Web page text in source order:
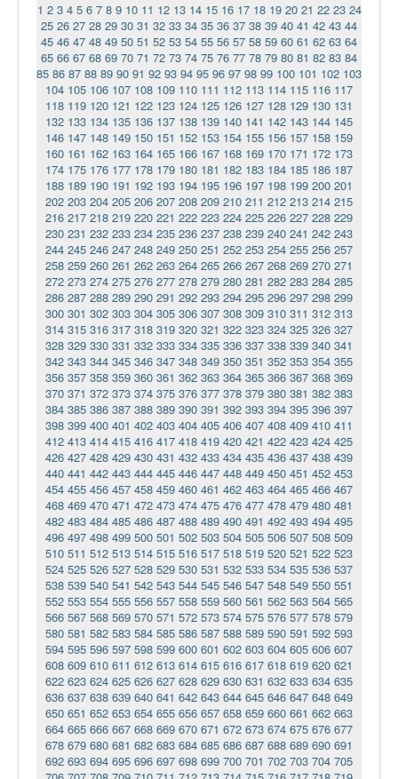
1 2 3 4 5 6 7 8 9 10 11 12 13 14 15 16 17 18 19 20 21 22 23 24
25 26 27 28 29 30 31 32 33 34 35 36 37 38 39 40 41 42 43 44
45 46 47 48 49 50 51 52 53 54 55 56 57 58 59 60 61 62 63 64
65 66 67 68 69 70 71 72 73 74 75 76 77 78 79 80 81 82 83 84
85 86 87 88 89 90 91 92 93 94 95 96 97 98 99 100 101 102 103
104 105 106 107 108 109 110 111 112 113 114 115 116 117
118 119 120 121 122 123 124 125 126 127 128 129 130 131
132 133 134 135 136 137 138 139 140 141 142 143 144 145
146 147 148 149 150 151 152 153 154 155 156 157 158 159
160 161 162 163 164 165 166 167 168 169 170 171 172 173
174 175 176 177 178 179 180 181 182 183 184 185 186 187
188 189 190 191 192 193 194 195 196 197 198 199 200 201
202 203 204 205 206 207 208 209 210 211 212 213 214 215
216 217 218 219 220 221 222 223 224 225 226 227 228 229
230 231 232 233 234 235 236 237 238 239 240 241 242 243
244 245 246 247 248 249 250 251 252 253 254 255 256 257
258 259 260 261 262 263 264 265 266 267 268 269 270 271
272 273 274 275 276 277 278 279 280 281 282 283 284 285
286 287 288 289 290 291 292 293 294 295 296 297 298 299
300 301 302 303 304 305 306 307 308 309 310 311 312 313
314 315 316 317 318 319 320 321 322 323 324 325 326 327
328 329 330 331 332 333 334 335 336 337 338 339 340 341
342 343 344 345 346 347 348 349 350 351 352 353 354 355
356 357 358 359 360 361 362 363 364 365 366 367 368 369
370 371 372 373 374 375 376 377 378 379 380 381 382 383
384 385 386 387 388 389 390 391 392 393 394 395 396 397
398 399 400 401 402 403 404 405 406 407 408 409 410 411
412 413 414 415 416 417 418 419 420 421 422 423 424 425
426 427 428 429 430 431 432 433 434 435 436 437 438 439
440 441 442 443 444 445 446 447 448 449 450 451 452 453
454 455 456 457 458 459 460 461 462 463 464 465 466 467
468 469 470 471 472 473 474 475 476 477 478 479 480 481
482 483 484 485 486 487 488 489 490 491 492 493 494 495
496 497 498 499 500 501 502 503 504 505 506 507 508 509
510 511 512 513 514 515 516 517 518 519 520 521 522 523
524 525 526 527 528 529 530 531 532 533 534 535 536 537
538 539 540 541 542 543 544 545 546 547 548 549 550 551
552 553 554 555 556 557 558 559 560 561 562 563 564 565
566 567 568 569 570 571 572 573 574 575 576 577 578 579
580 581 582 583 584 585 586 587 588 589 590 591 592 593
594 595 596 597 598 599 600 601 602 603 604 605 606 607
608 609 610 611 612 613 614 615 616 617 618 619 620 621
622 623 624 625 626 627 628 629 630 631 632 633 634 635
636 637 638 639 640 641 642 643 644 645 646 647 648 649
650 651 652 653 654 655 656 657 658 659 660 661 662 663
664 665 666 667 668 669 670 671 672 673 674 675 676 677
678 679 680 681 682 683 684 685 686 687 688 689 690 691
692 693 694 695 696 697 698 699 700 701 702 703 704 705